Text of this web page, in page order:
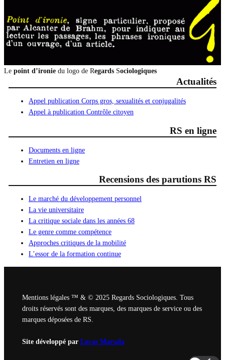
Le point d’ironie du logo de Regards Sociologiques
Actualités
Appel publication Corps gros, sexualités et conjugalités
Appel à publication Contrôle citoyen
RS en ligne
Documents en ligne
Entretien en ligne
Recensions des parutions RS
Le marché du développement personnel
La vie universitaire
La critique sociale dans les années 68
Le genre comme compétence
Approches critiques de la mobilité
L’essor de la formation continue
Mentions légales ™ & © 2025 Regards Sociologiques. Tous
droits réservés sont des marques, des marques de service ou des
marques déposées de RS.
Site développé par Lucas Marsala